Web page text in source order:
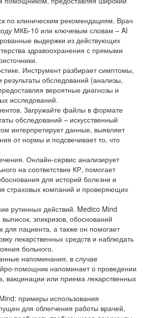
по клиническим рекомендациям. Врач
МКБ-10 или ключевым словам – AI
выдержки из действующих
здравоохранения с прямыми
Инструмент разбирает симптомы,
результаты обследований (анализы,
вероятные диагнозы и
исследований.
Загружайте файлы в формате
обследований – искусственный
интерпретирует данные, выявляет
от нормы и подсвечивает то, что
Онлайн-сервис анализирует
на соответствие КР, помогает
для историй болезни и
страховых компаний и проверяющих
рутинных действий. Medico Mind
выписок, эпикризов, обоснований
для пациента, а также он помогает
лекарственных средств и наблюдать
больного.
напоминания. в случае
помощник напоминает о проведении
вакцинации или приема лекарственных
примеры использования
для облегчения работы врачей,